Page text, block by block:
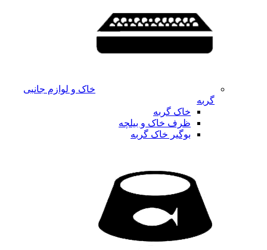
خاک و لوازم جانبی
گربه
خاک گربه
ظرف خاک و بیلچه
بوگیر خاک گربه